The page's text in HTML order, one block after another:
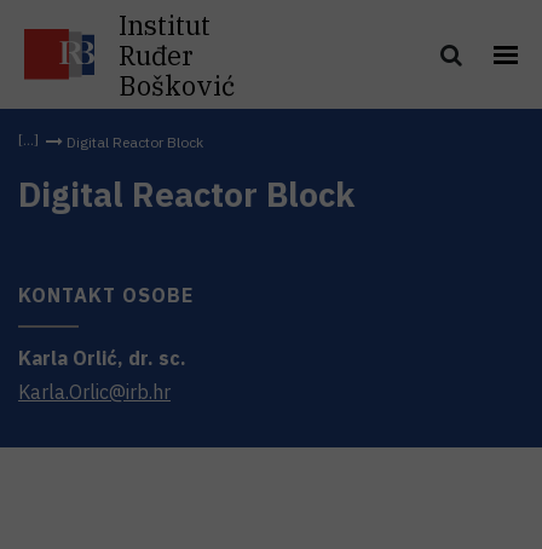
Institut
Ruđer
Bošković
Digital Reactor Block
Digital Reactor Block
KONTAKT OSOBE
Karla Orlić, dr. sc.
Karla.Orlic@irb.hr